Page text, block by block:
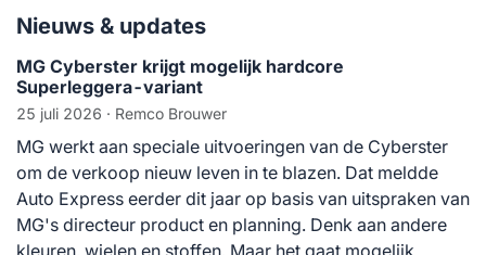
Nieuws & updates
MG Cyberster krijgt mogelijk hardcore
Superleggera-variant
25 juli 2026 · Remco Brouwer
MG werkt aan speciale uitvoeringen van de Cyberster
om de verkoop nieuw leven in te blazen. Dat meldde
Auto Express eerder dit jaar op basis van uitspraken van
MG's directeur product en planning. Denk aan andere
kleuren, wielen en stoffen. Maar het gaat mogelijk